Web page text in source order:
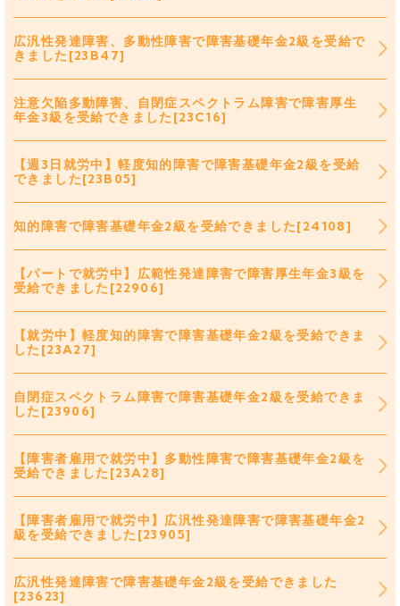
広汎性発達障害、多動性障害で障害基礎年金2級を受給で
きました[23B47]
注意欠陥多動障害、自閉症スペクトラム障害で障害厚生
年金3級を受給できました[23C16]
【週3日就労中】軽度知的障害で障害基礎年金2級を受給
できました[23B05]
知的障害で障害基礎年金2級を受給できました[24108]
【パートで就労中】広範性発達障害で障害厚生年金3級を
受給できました[22906]
【就労中】軽度知的障害で障害基礎年金2級を受給できま
した[23A27]
自閉症スペクトラム障害で障害基礎年金2級を受給できま
した[23906]
【障害者雇用で就労中】多動性障害で障害基礎年金2級を
受給できました[23A28]
【障害者雇用で就労中】広汎性発達障害で障害基礎年金2
級を受給できました[23905]
広汎性発達障害で障害基礎年金2級を受給できました
[23623]